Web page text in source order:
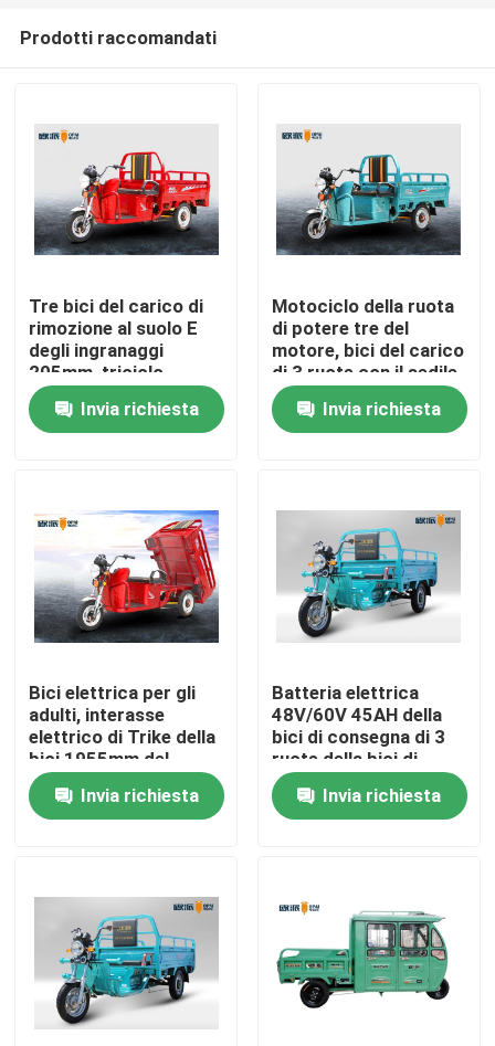
Casa
Prodotti
Motorino stato abbattuto elettrico
Motorino di motore elettrico
Motorino elettrico di mobilità
motorino dell'equilibrio elettrico
Motorino elettrico del pedale
Motorino elettrico delle signore
Prodotti raccomandati
Tre bici del carico di
rimozione al suolo E
degli ingranaggi
205mm, triciclo
elettrico 48V 45AH del
caricoInvia richiesta
Motociclo della ruota
di potere tre del
motore, bici del carico
di 3 ruote con il sedile
del passeggero
Invia richiesta
Bici elettrica per gli
adulti, interasse
elettrico di Trike della
bici 1955mm del
carico del triciclo
Invia richiesta
Batteria elettrica
48V/60V 45AH della
bici di consegna di 3
ruote della bici di
Trike
Invia richiesta